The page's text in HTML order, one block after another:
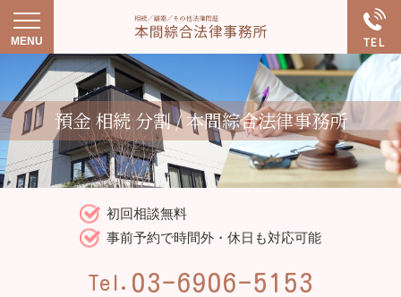
預金 相続 分割 / 本間綜合法律事務所
初回相談無料
事前予約で時間外・休日も対応可能
Tel. 03-6906-5153